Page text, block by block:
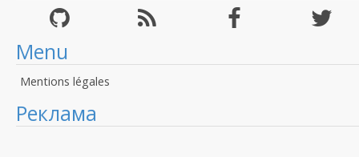
Menu
Mentions légales
Реклама